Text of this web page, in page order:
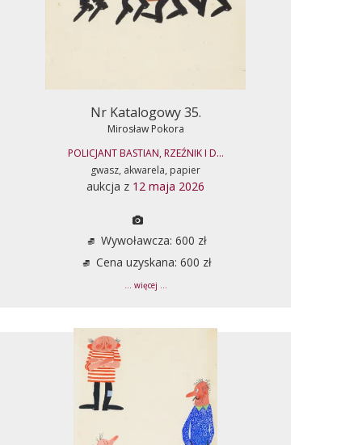
Nr Katalogowy 35.
Mirosław Pokora
POLICJANT BASTIAN, RZEŹNIK I D...
gwasz, akwarela, papier
aukcja z 12 maja 2026
Wywoławcza: 600 zł
Cena uzyskana: 600 zł
... więcej ...